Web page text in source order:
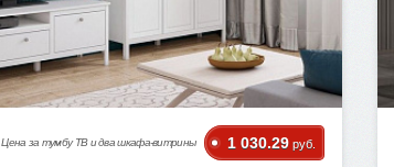
Цена за тумбу ТВ и два шкафа-витрины 1 030.29 руб.